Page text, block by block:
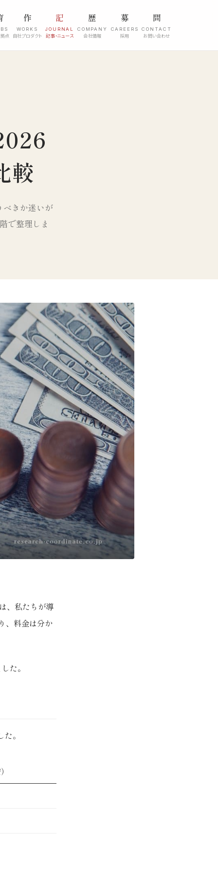
点
作
WORKS
自社プロダクト
記
JOURNAL
記事・ニュース
歴
COMPANY
会社情報
募
CAREERS
採用
問
CONTACT
お問い合わせ
較
きか迷いが
で整理しま
、私たちが導
、料金は分か
た。
。